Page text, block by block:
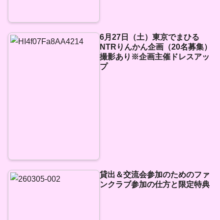
6月27日（土）東京でまひる
NTRりんかん企画（20名募集）
撮影あり※企画主催ドレスアッ
プ
貸出＆交流会参加のためのファ
ンクラブ参加の仕方と限定特典